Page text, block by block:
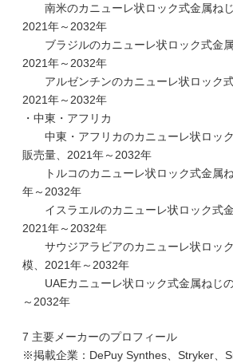
南米のカニューレ状ロック式金属ねじ
2021年～2032年
ブラジルのカニューレ状ロック式金属
2021年～2032年
アルゼンチンのカニューレ状ロック式
2021年～2032年
・中東・アフリカ
中東・アフリカのカニューレ状ロック
販売量、2021年～2032年
トルコのカニューレ状ロック式金属ね
年～2032年
イスラエルのカニューレ状ロック式金
2021年～2032年
サウジアラビアのカニューレ状ロック
模、2021年～2032年
UAEカニューレ状ロック式金属ねじ
～2032年
7 主要メーカーのプロフィール
※掲載企業：DePuy Synthes、Stryker、